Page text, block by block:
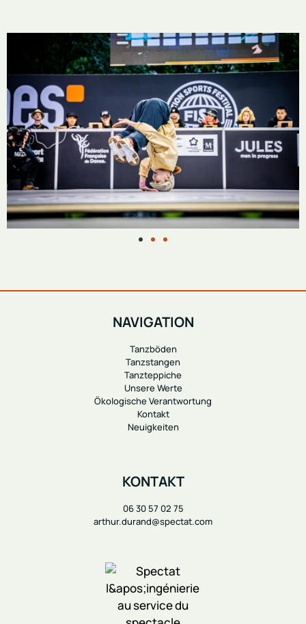
NAVIGATION
Tanzböden
Tanzstangen
Tanzteppiche
Unsere Werte
Ökologische Verantwortung
Kontakt
Neuigkeiten
KONTAKT
06 30 57 02 75
arthur.durand@spectat.com